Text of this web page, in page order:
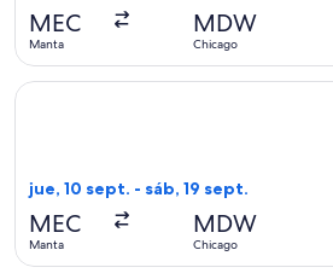
MEC
Manta
MDW
Chicago
jue, 10 sept. - sáb, 19 sept.
MEC
Manta
MDW
Chicago
Seleccionar vuelo de LATAM